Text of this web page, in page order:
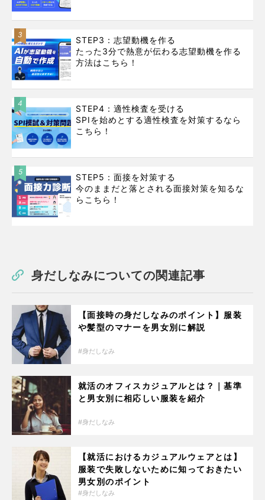
3
STEP3：志望動機を作る
たった3分で熱意が伝わる志望動機を作る
方法はこちら！
4
STEP4：適性検査を受ける
SPIを始めとする適性検査を対策するなら
こちら！
5
STEP5：面接を対策する
今のままだと落とされる面接対策を知るな
らこちら！
身だしなみについての関連記事
【面接時の身だしなみのポイント】服装
や髪型のマナーを男女別に解説
身だしなみ
就活のオフィスカジュアルとは？｜基準
と男女別に相応しい服装を紹介
身だしなみ
【就活におけるカジュアルウェアとは】
服装で失敗しないために知っておきたい
男女別のポイント
身だしなみ